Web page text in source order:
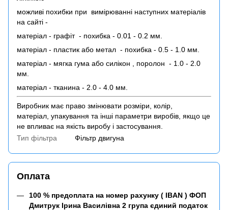
можливі похибки при вимірюванні наступних матеріалів
на сайті -
матеріал - графіт - похибка - 0.01 - 0.2 мм.
матеріал - пластик або метал - похибка - 0.5 - 1.0 мм.
матеріал - мягка гума або силікон , поролон - 1.0 - 2.0
мм.
матеріал - тканина - 2.0 - 4.0 мм.
Виробник має право змінювати розміри, колір,
матеріал, упакування та інші параметри виробів, якщо це
не впливає на якість виробу і застосування.
Тип фільтра
Фільтр двигуна
Оплата
100 % предоплата на номер рахунку ( IBAN ) ФОП
Дмитрук Ірина Василівна 2 група єдиний податок